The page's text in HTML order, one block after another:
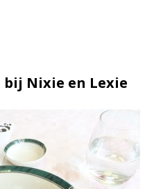
Nixie en Lexie